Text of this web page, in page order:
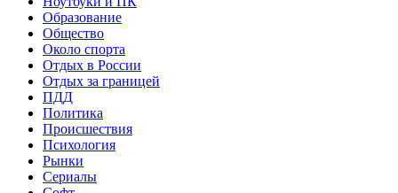
Образование
Общество
Около спорта
Отдых в России
Отдых за границей
ПДД
Политика
Происшествия
Психология
Рынки
Сериалы